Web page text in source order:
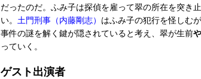
だったのだ。ふみ子は探偵を雇って翠の所在を突き
い。 土門刑事（内藤剛志） はふみ子の犯行を怪しむ
事件の謎を解く鍵が隠されていると考え、翠が生前
っていく。
ゲスト出演者